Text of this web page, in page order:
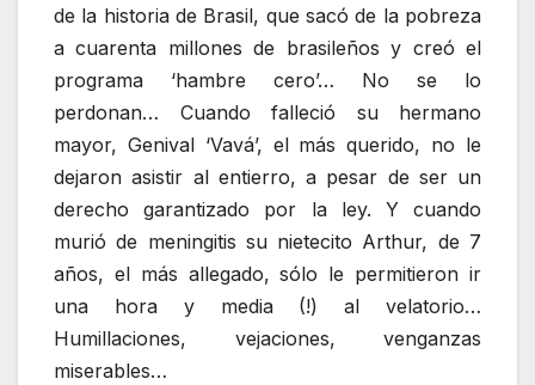
de la historia de Brasil, que sacó de la pobreza
a cuarenta millones de brasileños y creó el
programa ‘hambre cero’… No se lo
perdonan… Cuando falleció su hermano
mayor, Genival ‘Vavá’, el más querido, no le
dejaron asistir al entierro, a pesar de ser un
derecho garantizado por la ley. Y cuando
murió de meningitis su nietecito Arthur, de 7
años, el más allegado, sólo le permitieron ir
una hora y media (!) al velatorio…
Humillaciones, vejaciones, venganzas
miserables…